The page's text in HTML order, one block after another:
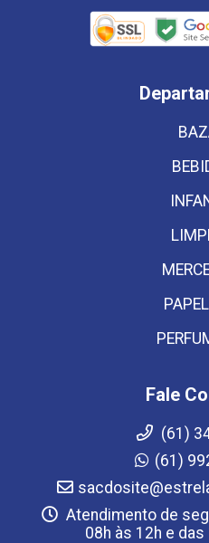
Fale
(61)
(61)
Atendimento de
08h às 12h e